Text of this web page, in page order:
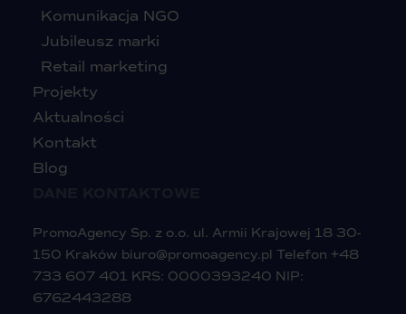
Komunikacja NGO
Jubileusz marki
Retail marketing
Projekty
Aktualności
Kontakt
Blog
PromoAgency Sp. z o.o. ul. Armii Krajowej 18 30-
150 Kraków biuro@promoagency.pl Telefon +48
733 607 401 KRS: 0000393240 NIP:
6762443288